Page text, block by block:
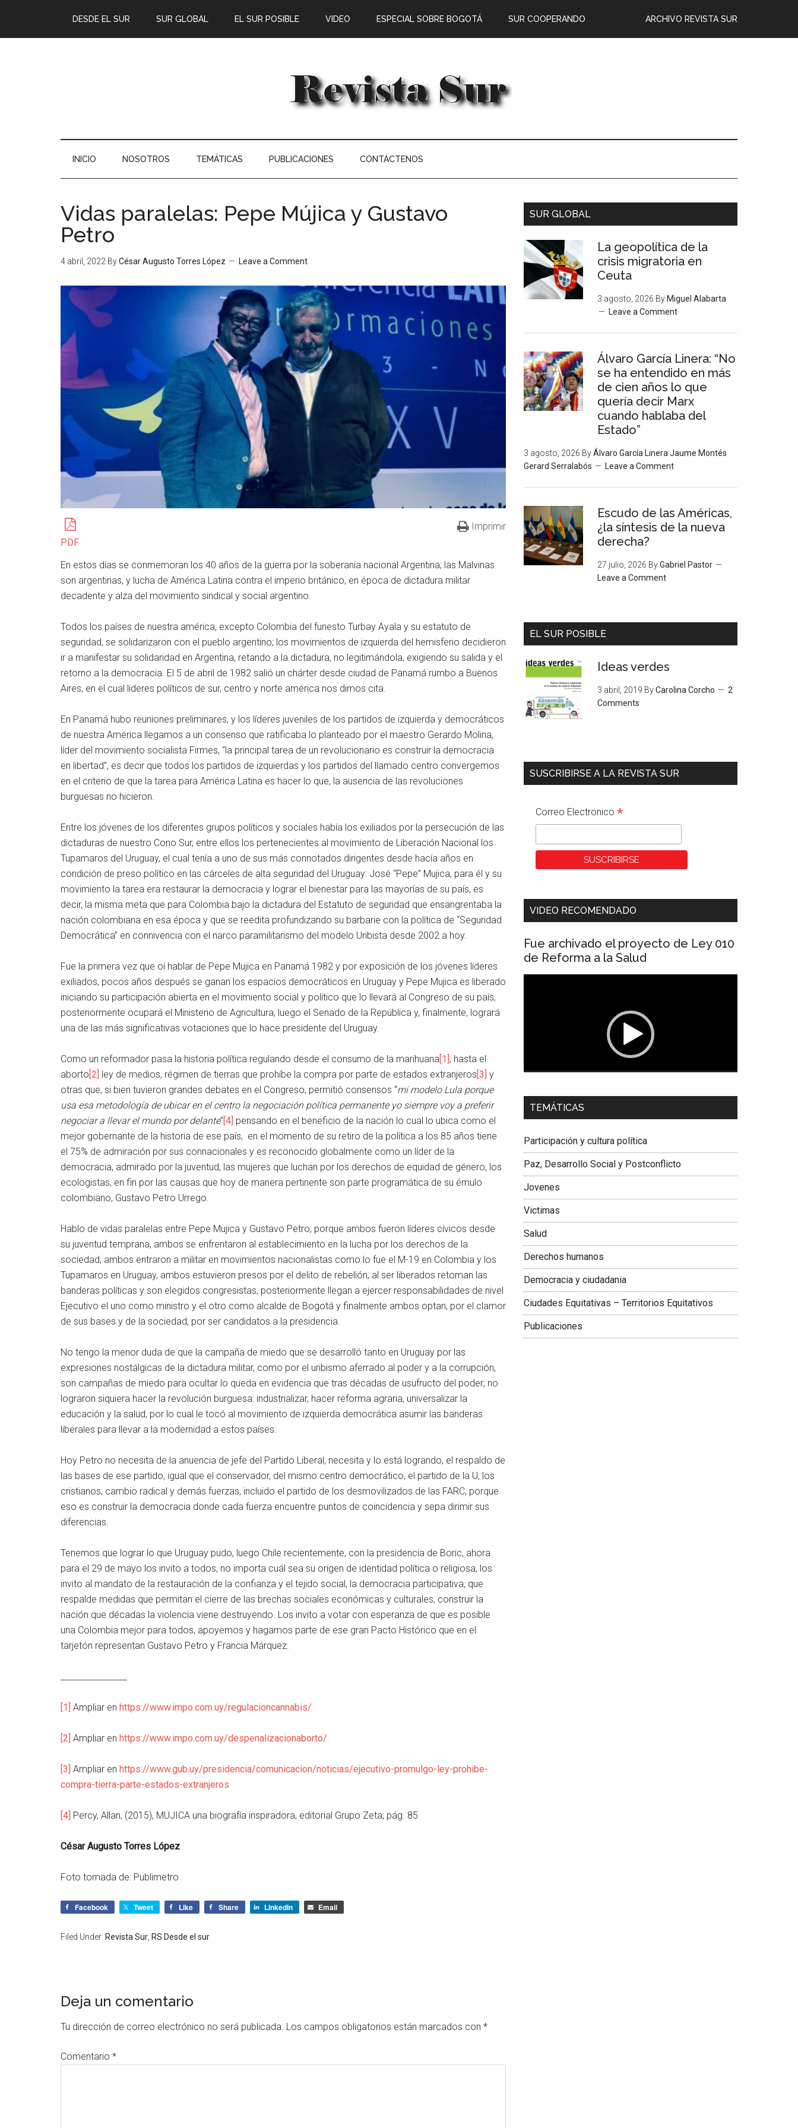
DESDE EL SUR SUR GLOBAL EL SUR POSIBLE ARCHIVO REVISTA SUR
VIDEO ESPECIAL SOBRE BOGOTÁ SUR COOPERANDO
INICIO NOSOTROS TEMÁTICAS PUBLICACIONES CONTÁCTENOS
Vidas paralelas: Pepe Mújica y Gustavo
Petro
4 abril, 2022 ByCésar Augusto Torres López Leave a Comment
PDF
Imprimir
En estos días se conmemoran los 40 años de la guerra por la soberanía nacional Argentina; las Malvinas
son argentinas, y lucha de América Latina contra el imperio británico, en época de dictadura militar
decadente y alza del movimiento sindical y social argentino.
Todos los países de nuestra américa, excepto Colombia del funesto Turbay Ayala y su estatuto de
seguridad, se solidarizaron con el pueblo argentino; los movimientos de izquierda del hemisferio decidieron
ir a manifestar su solidaridad en Argentina, retando a la dictadura, no legitimándola, exigiendo su salida y el
retorno a la democracia. El 5 de abril de 1982 salió un chárter desde ciudad de Panamá rumbo a Buenos
Aires, en el cual lideres políticos de sur, centro y norte américa nos dimos cita.
En Panamá hubo reuniones preliminares, y los líderes juveniles de los partidos de izquierda y democráticos
de nuestra América llegamos a un consenso que ratificaba lo planteado por el maestro Gerardo Molina,
líder del movimiento socialista Firmes, “la principal tarea de un revolucionario es construir la democracia
en libertad”, es decir que todos los partidos de izquierdas y los partidos del llamado centro convergemos
en el criterio de que la tarea para América Latina es hacer lo que, la ausencia de las revoluciones
burguesas no hicieron.
Entre los jóvenes de los diferentes grupos políticos y sociales había los exiliados por la persecución de las
dictaduras de nuestro Cono Sur, entre ellos los pertenecientes al movimiento de Liberación Nacional los
Tupamaros del Uruguay, el cual tenía a uno de sus más connotados dirigentes desde hacía años en
condición de preso político en las cárceles de alta seguridad del Uruguay: José “Pepe” Mujica, para él y su
movimiento la tarea era restaurar la democracia y lograr el bienestar para las mayorías de su país, es
decir, la misma meta que para Colombia bajo la dictadura del Estatuto de seguridad que ensangrentaba la
nación colombiana en esa época y que se reedita profundizando su barbarie con la política de “Seguridad
Democrática” en connivencia con el narco paramilitarismo del modelo Uribista desde 2002 a hoy.
Fue la primera vez que oí hablar de Pepe Mujica en Panamá 1982 y por exposición de los jóvenes líderes
exiliados, pocos años después se ganan los espacios democráticos en Uruguay y Pepe Mujica es liberado
iniciando su participación abierta en el movimiento social y político que lo llevará al Congreso de su país,
posteriormente ocupará el Ministerio de Agricultura, luego el Senado de la República y, finalmente, logrará
una de las más significativas votaciones que lo hace presidente del Uruguay.
Como un reformador pasa la historia política regulando desde el consumo de la marihuana[1], hasta el
aborto[2] ley de medios, régimen de tierras que prohíbe la compra por parte de estados extranjeros[3] y
otras que, si bien tuvieron grandes debates en el Congreso, permitió consensos “mi modelo Lula porque
usa esa metodología de ubicar en el centro la negociación política permanente yo siempre voy a preferir
negociar a llevar el mundo por delante”[4] pensando en el beneficio de la nación lo cual lo ubica como el
mejor gobernante de la historia de ese país, en el momento de su retiro de la política a los 85 años tiene
el 75% de admiración por sus connacionales y es reconocido globalmente como un líder de la
democracia, admirado por la juventud, las mujeres que luchan por los derechos de equidad de género, los
ecologistas, en fin por las causas que hoy de manera pertinente son parte programática de su émulo
colombiano, Gustavo Petro Urrego.
Hablo de vidas paralelas entre Pepe Mujica y Gustavo Petro, porque ambos fueron líderes cívicos desde
su juventud temprana, ambos se enfrentaron al establecimiento en la lucha por los derechos de la
sociedad, ambos entraron a militar en movimientos nacionalistas como lo fue el M-19 en Colombia y los
Tupamaros en Uruguay, ambos estuvieron presos por el delito de rebelión, al ser liberados retoman las
banderas políticas y son elegidos congresistas, posteriormente llegan a ejercer responsabilidades de nivel
Ejecutivo el uno como ministro y el otro como alcalde de Bogotá y finalmente ambos optan, por el clamor
de sus bases y de la sociedad, por ser candidatos a la presidencia.
No tengo la menor duda de que la campaña de miedo que se desarrolló tanto en Uruguay por las
expresiones nostálgicas de la dictadura militar, como por el uribismo aferrado al poder y a la corrupción,
son campañas de miedo para ocultar lo queda en evidencia que tras décadas de usufructo del poder; no
lograron siquiera hacer la revolución burguesa: industrializar, hacer reforma agraria, universalizar la
educación y la salud, por lo cual le tocó al movimiento de izquierda democrática asumir las banderas
liberales para llevar a la modernidad a estos países.
Hoy Petro no necesita de la anuencia de jefe del Partido Liberal, necesita y lo está logrando, el respaldo de
las bases de ese partido, igual que el conservador, del mismo centro democrático, el partido de la U, los
cristianos, cambio radical y demás fuerzas, incluido el partido de los desmovilizados de las FARC, porque
eso es construir la democracia donde cada fuerza encuentre puntos de coincidencia y sepa dirimir sus
diferencias.
Tenemos que lograr lo que Uruguay pudo, luego Chile recientemente, con la presidencia de Boric, ahora
para el 29 de mayo los invito a todos, no importa cuál sea su origen de identidad política o religiosa, los
invito al mandato de la restauración de la confianza y el tejido social, la democracia participativa, que
respalde medidas que permitan el cierre de las brechas sociales económicas y culturales, construir la
nación que décadas la violencia viene destruyendo. Los invito a votar con esperanza de que es posible
una Colombia mejor para todos, apoyemos y hagamos parte de ese gran Pacto Histórico que en el
tarjetón representan Gustavo Petro y Francia Márquez.
[1] Ampliar en https://www.impo.com.uy/regulacioncannabis/
[2] Ampliar en https://www.impo.com.uy/despenalizacionaborto/
[3] Ampliar en https://www.gub.uy/presidencia/comunicacion/noticias/ejecutivo-promulgo-ley-prohibe-
compra-tierra-parte-estados-extranjeros
[4] Percy, Allan, (2015), MUJICA una biografía inspiradora, editorial Grupo Zeta, pág. 85
César Augusto Torres López
Foto tomada de: Publimetro
Facebook Tweet Like Share LinkedIn Email
Filed Under: Revista Sur RS Desde el sur
Deja un comentario
Tu dirección de correo electrónico no será publicada. Los campos obligatorios están marcados con *
Comentario *
SUR GLOBAL
La geopolítica de la
crisis migratoria en
Ceuta
3 agosto, 2026 By Miguel Alabarta
Leave a Comment
Álvaro García Linera: “No
se ha entendido en más
de cien años lo que
quería decir Marx
cuando hablaba del
Estado”
3 agosto, 2026 ByÁlvaro García Linera Jaume Montés
Gerard Serralabós
Leave a Comment
Escudo de las Américas,
¿la síntesis de la nueva
derecha?
27 julio, 2026 ByGabriel Pastor
Leave a Comment
EL SUR POSIBLE
Ideas verdes
3 abril, 2019 ByCarolina Corcho
2
Comments
SUSCRIBIRSE A LA REVISTA SUR
Correo Electronico *
VIDEO RECOMENDADO
Fue archivado el proyecto de Ley 010
de Reforma a la Salud
Dra. Carolina Corcho Mejía,
Latinoamericana Sur, Vicepresidenta Federación
TEMÁTICAS
Participación y cultura política
Paz, Desarrollo Social y Postconflicto
Jovenes
Victimas
Salud
Derechos humanos
Democracia y ciudadania
Ciudades Equitativas – Territorios Equitativos
Publicaciones